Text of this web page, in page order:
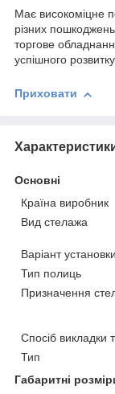
Має високоміцне
різних
торгове
успішного
Приховати
Основні
Країна виробник
Вид стелажа
Варіант установки
Тип полиць
Призначення
Спосіб викладки
Тип
Габаритні